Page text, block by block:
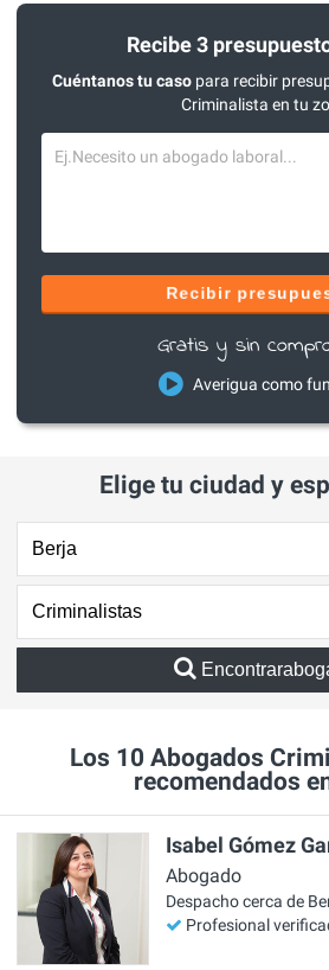
Recibe 3
Cuéntanos tu casopara recibir
Criminalista en tu
Recibir
Gratis y sin
Averigua como
Elige tu ciudad y
Los 10 Abogados
recomendados
Isabel Gómez
Abogado
Despacho cerca de
Profesional